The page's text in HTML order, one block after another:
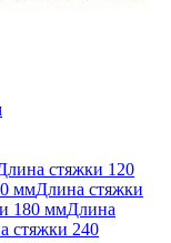
стяжки 120
ммДлина стяжки
180 ммДлина
стяжки 240